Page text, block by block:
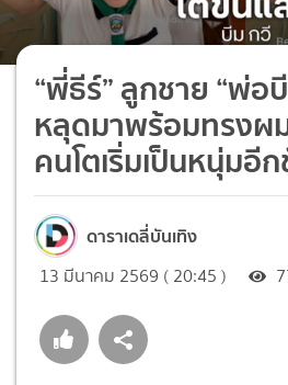
“พี่ธีร์” ลูกชาย “พ่อ
หลุดมาพร้อมทรงผ
คนโตเริ่มเป็นหนุ่มอี
ดาราเดลี่บันเทิง
13 มีนาคม 2569 ( 20:45 )